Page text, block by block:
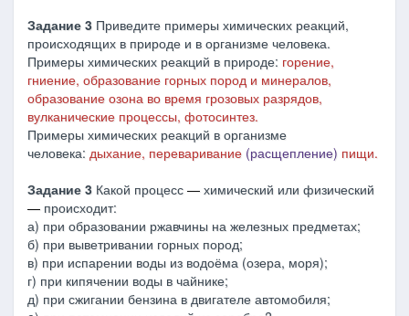
Задание 3 Приведите примеры химических реакций,
происходящих в природе и в организме человека.
Примеры химических реакций в природе: горение,
гниение, образование горных пород и минералов,
образование озона во время грозовых разрядов,
вулканические процессы, фотосинтез.
Примеры химических реакций в организме
человека: дыхание, переваривание (расщепление) пищи.
Задание 3 Какой процесс ― химический или физический
― происходит:
а) при образовании ржавчины на железных предметах;
б) при выветривании горных пород;
в) при испарении воды из водоёма (озера, моря);
г) при кипячении воды в чайнике;
д) при сжигании бензина в двигателе автомобиля;